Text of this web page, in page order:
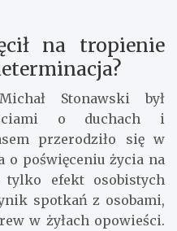
na tropienie
Stonawski był
o duchach i
przerodziło się w
o poświęceniu życia na
efekt osobistych
spotkań z osobami,
w żyłach opowieści.